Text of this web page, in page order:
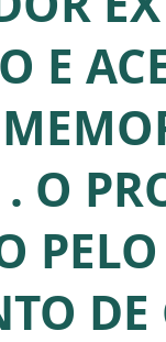
E
O
PELO
DE